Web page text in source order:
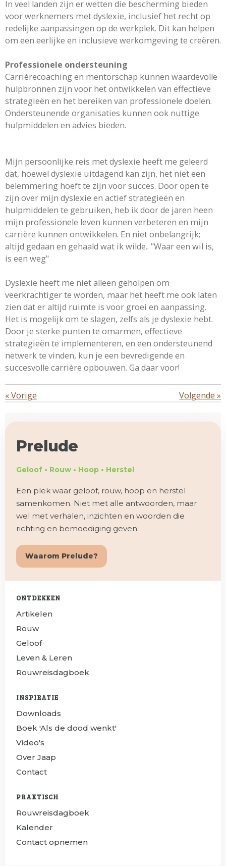
In veel landen zijn er wetten die bescherming bieden
voor werknemers met dyslexie, inclusief het recht op
redelijke aanpassingen op de werkplek. Dit kan helpen
om een eerlijke en inclusieve werkomgeving te creëren.
Professionele ondersteuning
Carrièrecoaching en mentorschap kunnen waardevolle
hulpbronnen zijn voor het ontwikkelen van effectieve
strategieën en het bereiken van professionele doelen.
Ondersteunende organisaties kunnen ook nuttige
hulpmiddelen en advies bieden.
Mijn persoonlijke reis met dyslexie heeft me geleerd
dat, hoewel dyslexie uitdagend kan zijn, het niet een
belemmering hoeft te zijn voor succes. Door open te
zijn over mijn dyslexie en actief strategieën en
hulpmiddelen te gebruiken, heb ik door de jaren heen
mijn professionele leven kunnen verbeteren en mijn
carrière kunnen ontwikkelen. En niet onbelangrijk;
altijd gedaan en gehaald wat ik wilde.. "Waar een wil is,
is een weg"
Dyslexie heeft me niet alleen geholpen om
veerkrachtiger te worden, maar het heeft me ook laten
zien dat er altijd ruimte is voor groei en aanpassing.
Het is mogelijk om te slagen, zelfs als je dyslexie hebt.
Door je sterke punten te omarmen, effectieve
strategieën te implementeren, en een ondersteunend
netwerk te vinden, kun je een bevredigende en
succesvolle carrière opbouwen. Ga daar voor!
«Vorige Volgende »
Prelude
Geloof • Rouw • Hoop • Herstel
Een plek waar geloof, rouw, hoop en herstel
samenkomen. Niet met alle antwoorden, maar
wel met verhalen, inzichten en woorden die
richting en bemoediging geven.
Waarom Prelude?
ONTDEKKEN
Artikelen
Rouw
Geloof
Leven & Leren
Rouwreisdagboek
INSPIRATIE
Downloads
Boek 'Als de dood wenkt'
Video's
Over Jaap
Contact
PRAKTISCH
Rouwreisdagboek
Kalender
Contact opnemen